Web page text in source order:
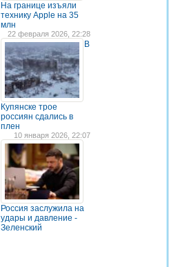
На границе изъяли
технику Apple на 35
млн
22 февраля 2026, 22:28
В
Купянске трое
россиян сдались в
плен
10 января 2026, 22:07
Россия заслужила на
удары и давление -
Зеленский